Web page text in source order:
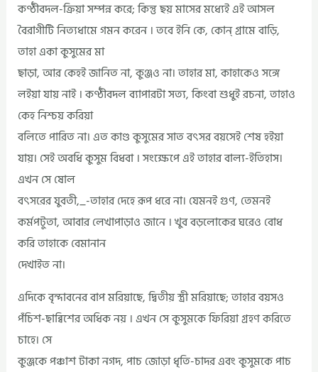
কণ্ঠীবদল-ক্রিয়া সম্পন্ন করে; কিন্তু ছয় মাসের মধ্যেই এই আসল
বৈরাগীটি নিত্যধামে গমন করেন । তবে ইনি কে, কোন্‌ গ্রামে বাড়ি,
তাহা একা কুসুমের মা
ছাড়া, আর কেহই জানিত না, কুঞ্জও না। তাহার মা, কাহাকেও সঙ্গে
লইয়া যায় নাই । কণ্ঠীবদল ব্যাপারটা সত্য, কিংবা শুধুই রচনা, তাহাও
কেহ নিশ্চয় করিয়া
বলিতে পারিত না। এত কাণ্ড কুসুমের সাত বৎসর বয়সেই শেষ হইয়া
যায়। সেই অবধি কুসুম বিধবা । সংক্ষেপে এই তাহার বাল্য-ইতিহাস।
এখন সে ষোল
বৎসরের যুবতী,_-তাহার দেহে রূপ ধরে না। যেমনই গুণ, তেমনই
কর্মপটুতা, আবার লেখাপাড়াও জানে । খুব বড়লোকের ঘরেও বোধ
করি তাহাকে বেমানান
দেখাইত না।
এদিকে বৃন্দাবনের বাপ মরিয়াছে, দ্বিতীয় স্ত্রী মরিয়াছে; তাহার বয়সও
পঁচিশ-ছাব্বিশের অধিক নয় । এখন সে কুসুমকে ফিরিয়া গ্রহণ করিতে
চাহে। সে
কুঞ্জকে পঞ্চাশ টাকা নগদ, পাচ জোড়া ধৃতি-চাদর এবং কুসুমকে পাচ